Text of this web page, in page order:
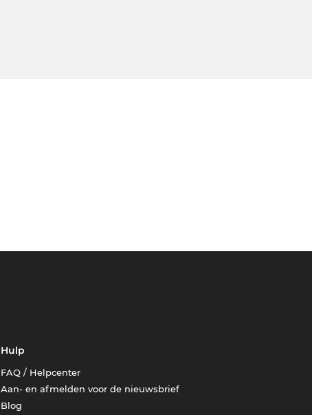
Hulp
FAQ / Helpcenter
Aan- en afmelden voor de nieuwsbrief
Blog